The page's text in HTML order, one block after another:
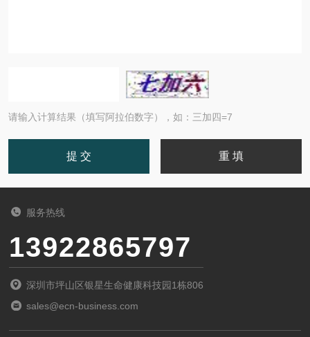
请输入计算结果（填写阿拉伯数字），如：三加四=7
服务热线
13922865797
深圳市坪山区银星生命健康科技园1栋806
sales@ecn-business.com